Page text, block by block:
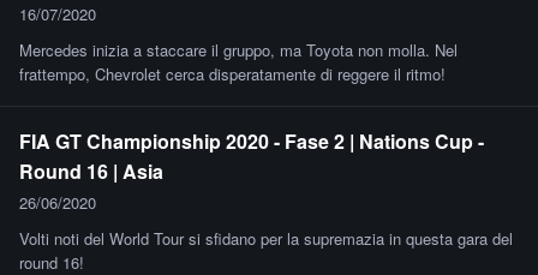
16/07/2020
Mercedes inizia a staccare il gruppo, ma Toyota non molla. Nel
frattempo, Chevrolet cerca disperatamente di reggere il ritmo!
FIA GT Championship 2020 - Fase 2 | Nations Cup -
Round 16 | Asia
26/06/2020
Volti noti del World Tour si sfidano per la supremazia in questa gara del
round 16!